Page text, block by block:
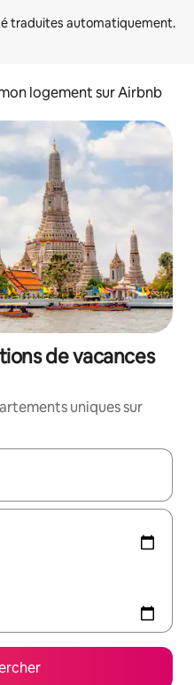
logement sur Airbnb
de vacances
uniques sur
utilisez les flèches vers le